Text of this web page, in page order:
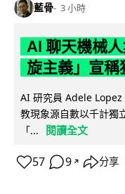
藍骨 3 小時
AI 聊天機械
旋主義」宣
AI 研究員 Adele
教現象源自數以千計獨
「...
閱讀全文
57 9 ↗ 分享